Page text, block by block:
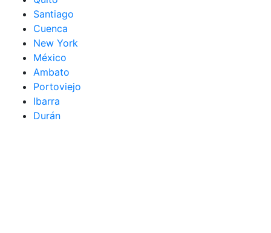
Santiago
Cuenca
New York
México
Ambato
Portoviejo
Ibarra
Durán